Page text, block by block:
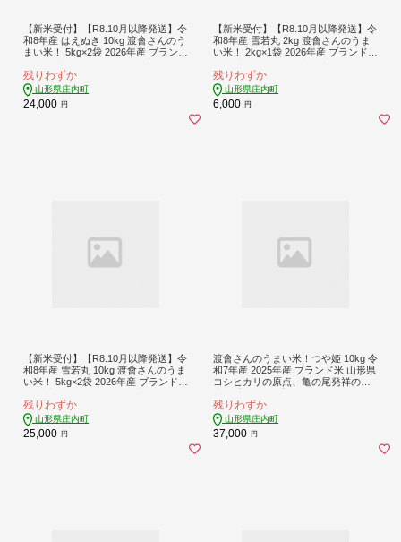
【新米受付】【R8.10月以降発送】令
和8年産 はえぬき 10kg 渡會さんのう
まい米！ 5kg×2袋 2026年産 ブランド
コシヒカリの原点、亀の尾発祥の地
庄内
残りわずか
山形県庄内町
24,000 円
【新米受付】【R8.10月以降発送】令
和8年産 雪若丸 2kg 渡會さんのうま
い米！ 2kg×1袋 2026年産 ブランド米
シヒカリの原点、亀の尾発祥の地 庄
内
残りわずか
山形県庄内町
6,000 円
【新米受付】【R8.10月以降発送】令
和8年産 雪若丸 10kg 渡會さんのうま
い米！ 5kg×2袋 2026年産 ブランド米
シヒカリの原点、亀の尾発祥の地 庄
内
残りわずか
山形県庄内町
25,000 円
渡會さんのうまい米！つや姫 10kg 令
和7年産 2025年産 ブランド米 山形県
コシヒカリの原点、亀の尾発祥の地
残りわずか
山形県庄内町
37,000 円